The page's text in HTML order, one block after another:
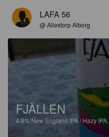
LAFA 56
@ Allestorp Alborg
FJÄLLEN
4.8% New England IPA / Hazy IPA.